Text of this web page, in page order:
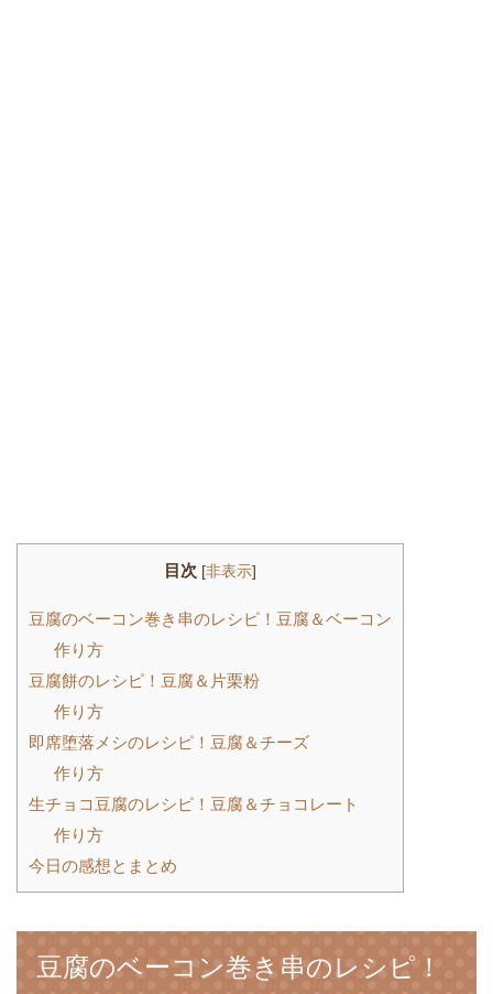
目次 [非表示]
豆腐のベーコン巻き串のレシピ！豆腐＆ベーコン
作り方
豆腐餅のレシピ！豆腐＆片栗粉
作り方
即席堕落メシのレシピ！豆腐＆チーズ
作り方
生チョコ豆腐のレシピ！豆腐＆チョコレート
作り方
今日の感想とまとめ
豆腐のベーコン巻き串のレシピ！